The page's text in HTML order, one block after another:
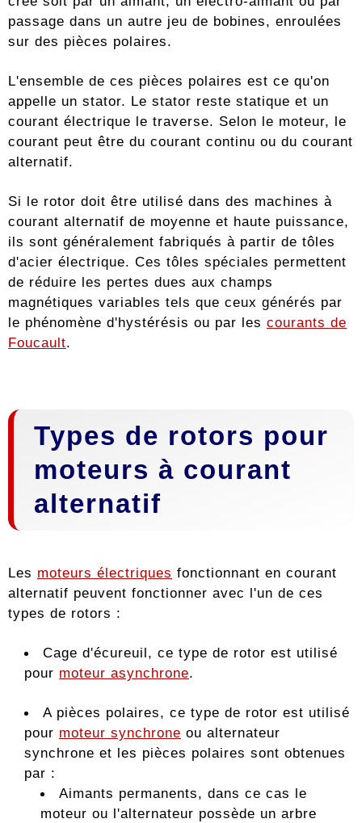
passage dans un autre jeu de bobines, enroulées
sur des pièces polaires.
L'ensemble de ces pièces polaires est ce qu'on
appelle un stator. Le stator reste statique et un
courant électrique le traverse. Selon le moteur, le
courant peut être du courant continu ou du courant
alternatif.
Si le rotor doit être utilisé dans des machines à
courant alternatif de moyenne et haute puissance,
ils sont généralement fabriqués à partir de tôles
d'acier électrique. Ces tôles spéciales permettent
de réduire les pertes dues aux champs
magnétiques variables tels que ceux générés par
le phénomène d'hystérésis ou par les courants de
Foucault.
Types de rotors pour
moteurs à courant
alternatif
Les moteurs électriques fonctionnant en courant
alternatif peuvent fonctionner avec l'un de ces
types de rotors :
Cage d'écureuil, ce type de rotor est utilisé
pour moteur asynchrone.
A pièces polaires, ce type de rotor est utilisé
pour moteur synchrone ou alternateur
synchrone et les pièces polaires sont obtenues
par :
Aimants permanents, dans ce cas le
moteur ou l'alternateur possède un arbre